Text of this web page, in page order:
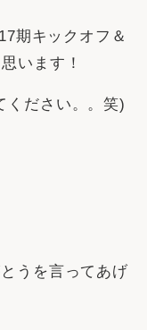
期キックオフ＆
います！
ください。。笑)
うを言ってあげ